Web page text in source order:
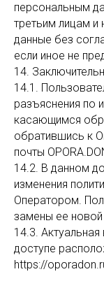
персональным
третьим лицам и
данные без
если иное не
14.
14.1.
разъяснения по
касающимся
обратившись к
почты
14.2. В данном
изменения
Оператором.
замены ее новой
14.3.
доступе
https://